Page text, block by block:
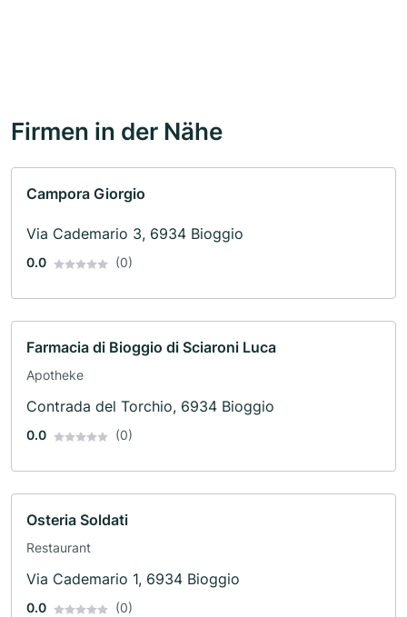
Firmen in der Nähe
Campora Giorgio
Via Cademario 3, 6934 Bioggio
0.0 (0)
Farmacia di Bioggio di Sciaroni Luca
Apotheke
Contrada del Torchio, 6934 Bioggio
0.0 (0)
Osteria Soldati
Restaurant
Via Cademario 1, 6934 Bioggio
0.0 (0)